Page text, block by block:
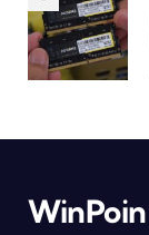
WinPoin